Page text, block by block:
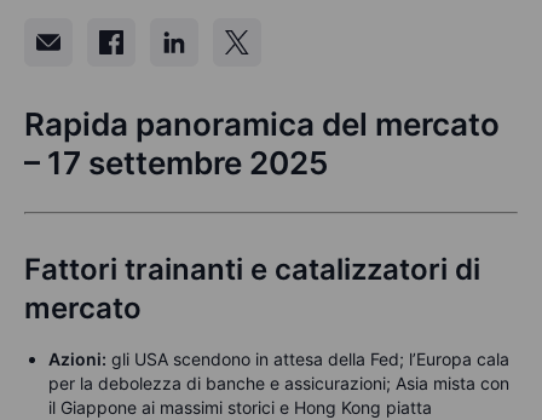
Rapida panoramica del mercato
– 17 settembre 2025
Fattori trainanti e catalizzatori di
mercato
Azioni: gli USA scendono in attesa della Fed; l’Europa cala
per la debolezza di banche e assicurazioni; Asia mista con
il Giappone ai massimi storici e Hong Kong piatta